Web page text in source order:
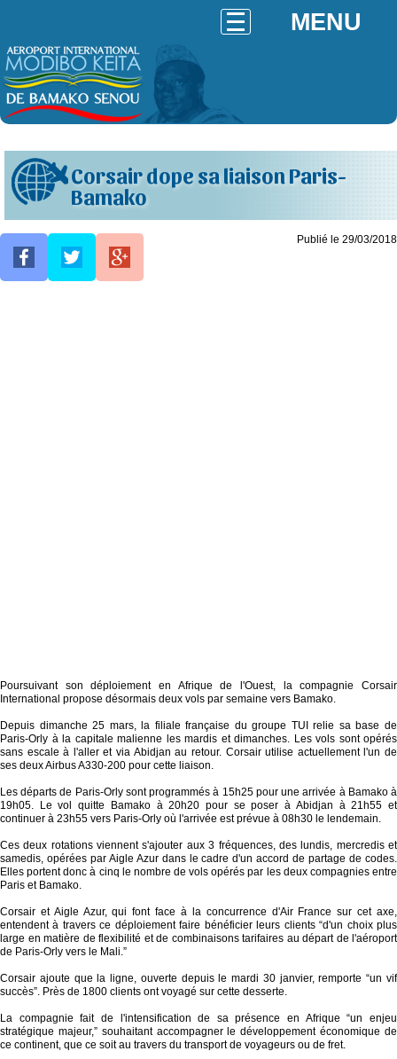
MENU
Corsair dope sa liaison Paris-
Bamako
Publié le 29/03/2018
Poursuivant son déploiement en Afrique de l'Ouest, la compagnie Corsair
International propose désormais deux vols par semaine vers Bamako.
Depuis dimanche 25 mars, la filiale française du groupe TUI relie sa base de
Paris-Orly à la capitale malienne les mardis et dimanches. Les vols sont opérés
sans escale à l'aller et via Abidjan au retour. Corsair utilise actuellement l'un de
ses deux Airbus A330-200 pour cette liaison.
Les départs de Paris-Orly sont programmés à 15h25 pour une arrivée à Bamako à
19h05. Le vol quitte Bamako à 20h20 pour se poser à Abidjan à 21h55 et
continuer à 23h55 vers Paris-Orly où l'arrivée est prévue à 08h30 le lendemain.
Ces deux rotations viennent s'ajouter aux 3 fréquences, des lundis, mercredis et
samedis, opérées par Aigle Azur dans le cadre d'un accord de partage de codes.
Elles portent donc à cinq le nombre de vols opérés par les deux compagnies entre
Paris et Bamako.
Corsair et Aigle Azur, qui font face à la concurrence d'Air France sur cet axe,
entendent à travers ce déploiement faire bénéficier leurs clients “d'un choix plus
large en matière de flexibilité et de combinaisons tarifaires au départ de l'aéroport
de Paris-Orly vers le Mali.”
Corsair ajoute que la ligne, ouverte depuis le mardi 30 janvier, remporte “un vif
succès”. Près de 1800 clients ont voyagé sur cette desserte.
La compagnie fait de l'intensification de sa présence en Afrique “un enjeu
stratégique majeur,” souhaitant accompagner le développement économique de
ce continent, que ce soit au travers du transport de voyageurs ou de fret.